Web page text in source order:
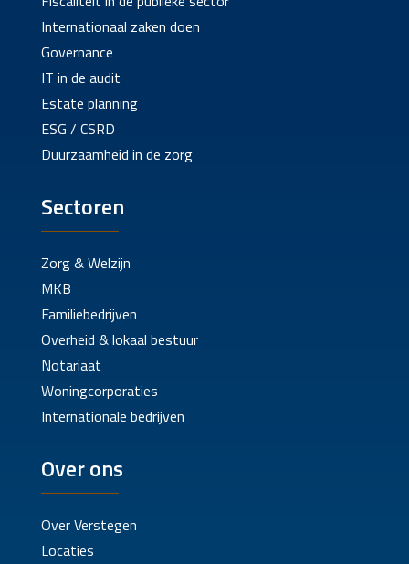
Internationaal zaken doen
Governance
IT in de audit
Estate planning
ESG / CSRD
Duurzaamheid in de zorg
Sectoren
Zorg & Welzijn
MKB
Familiebedrijven
Overheid & lokaal bestuur
Notariaat
Woningcorporaties
Internationale bedrijven
Over ons
Over Verstegen
Locaties